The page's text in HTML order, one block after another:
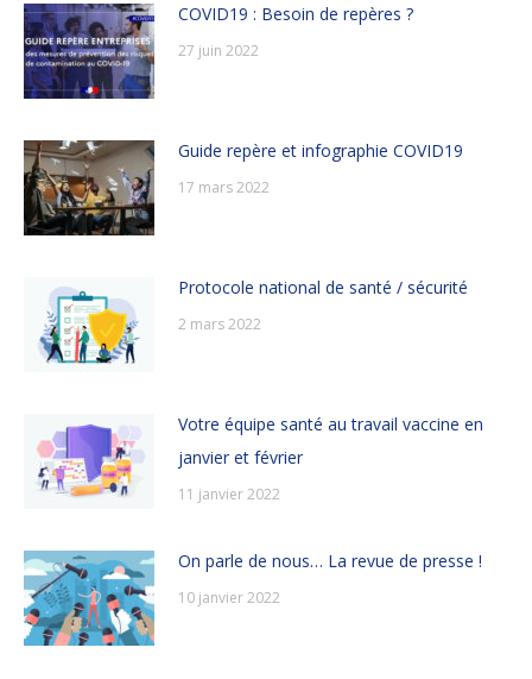
COVID19 : Besoin de repères ?
27 juin 2022
Guide repère et infographie COVID19
17 mars 2022
Protocole national de santé / sécurité
2 mars 2022
Votre équipe santé au travail vaccine en
janvier et février
11 janvier 2022
On parle de nous… La revue de presse !
10 janvier 2022